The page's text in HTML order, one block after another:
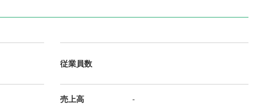
従業員数
売上高 -